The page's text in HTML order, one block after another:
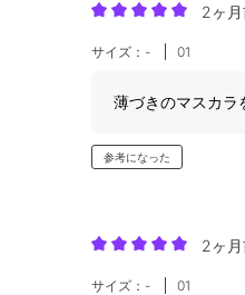
2ヶ
サイズ：- 01
薄づきのマスカラ
参考になった
2ヶ
サイズ：- 01